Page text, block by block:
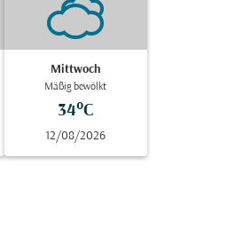
Mittwoch
Mäßig bewölkt
34°C
12/08/2026